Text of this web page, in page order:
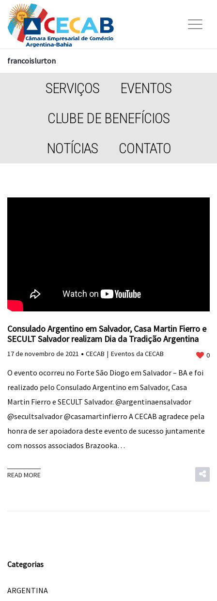
francoislurton
SERVIÇOS
EVENTOS
CLUBE DE BENEFÍCIOS
NOTÍCIAS
CONTATO
Consulado Argentino em Salvador, Casa Martin Fierro e
SECULT Salvador realizam Dia da Tradição Argentina
17 de novembro de 2021 CECAB Eventos da CECAB 0
O evento ocorreu no Forte São Diogo em Salvador – BA e foi
realizado pelo Consulado Argentino em Salvador, Casa
Martin Fierro e SECULT Salvador. @argentinaensalvador
@secultsalvador @casamartinfierro A CECAB agradece pela
honra de ser apoiadora deste evento de sucesso juntamente
com nossos associados Brazooka…
READ MORE
Categorias
ARGENTINA